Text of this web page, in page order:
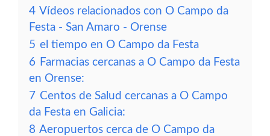
4 Vídeos relacionados con O Campo da
Festa - San Amaro - Orense
5 el tiempo en O Campo da Festa
6 Farmacias cercanas a O Campo da Festa
en Orense:
7 Centos de Salud cercanas a O Campo
da Festa en Galicia:
8 Aeropuertos cerca de O Campo da